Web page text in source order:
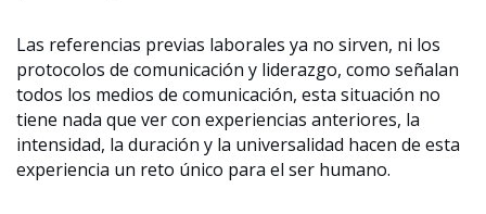
Las referencias previas laborales ya no sirven, ni los
protocolos de comunicación y liderazgo, como señalan
todos los medios de comunicación, esta situación no
tiene nada que ver con experiencias anteriores, la
intensidad, la duración y la universalidad hacen de esta
experiencia un reto único para el ser humano.